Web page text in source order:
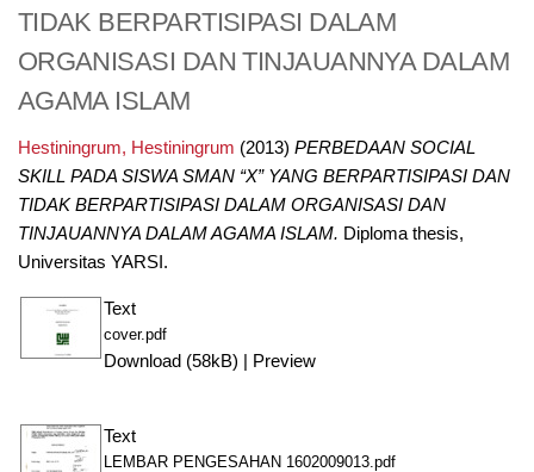
TIDAK BERPARTISIPASI DALAM
ORGANISASI DAN TINJAUANNYA DALAM
AGAMA ISLAM
Hestiningrum, Hestiningrum (2013) PERBEDAAN SOCIAL
SKILL PADA SISWA SMAN “X” YANG BERPARTISIPASI DAN
TIDAK BERPARTISIPASI DALAM ORGANISASI DAN
TINJAUANNYA DALAM AGAMA ISLAM. Diploma thesis,
Universitas YARSI.
Text
cover.pdf
Download (58kB) Preview
Text
LEMBAR PENGESAHAN 1602009013.pdf